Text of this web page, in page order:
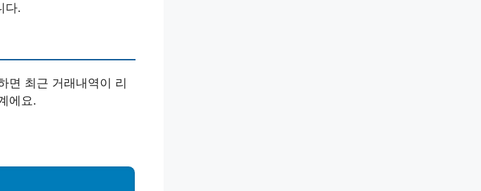
다.
면 최근 거래내역이 리
에요.